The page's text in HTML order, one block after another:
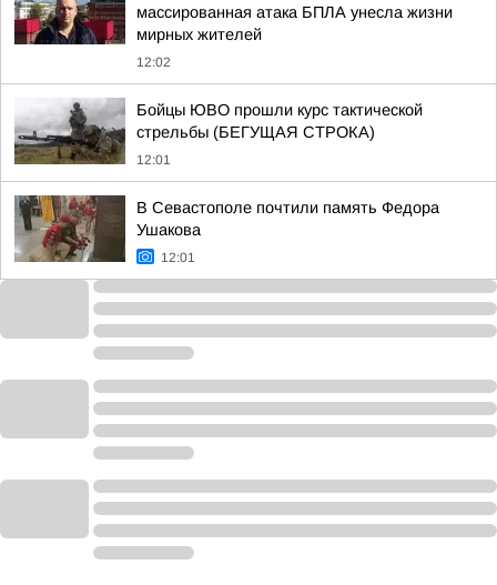
массированная атака БПЛА унесла жизни
мирных жителей
12:02
Бойцы ЮВО прошли курс тактической
стрельбы (БЕГУЩАЯ СТРОКА)
12:01
В Севастополе почтили память Федора
Ушакова
12:01